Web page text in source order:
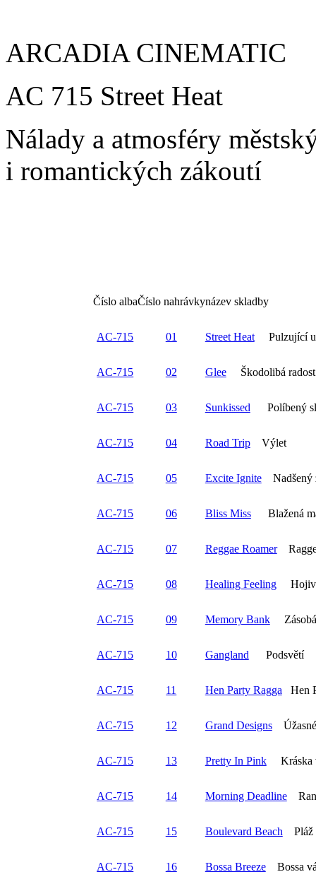
ARCADIA CINEMATIC
AC 715 Street Heat
Nálady a atmosféry
i romantických zákoutí
Číslo albaČíslo nahrávkynázev skladby
AC-715 01 Street HeatPulzující
AC-715 02 GleeŠkodolibá radost
AC-715 03 Sunkissed Políbený
AC-715 04 Road TripVýlet
AC-715 05 Excite IgniteNadšený
AC-715 06 Bliss MissBlažená
AC-715 07 Reggae Roamer
AC-715 08 Healing Feeling
AC-715 09 Memory Bank
AC-715 10 Gangland Podsvětí
AC-715 11 Hen Party Ragga Hen
AC-715 12 Grand DesignsÚžasné
AC-715 13 Pretty In PinkKráska v
AC-715 14 Morning Deadline
AC-715 15 Boulevard Beach Pláž
AC-715 16 Bossa BreezeBossa